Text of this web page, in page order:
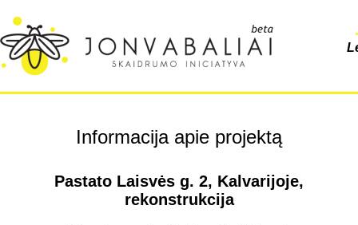
Informacija apie projektą
Pastato Laisvės g. 2, Kalvarijoje,
rekonstrukcija